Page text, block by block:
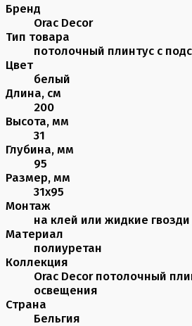
Бренд
Orac Decor
Тип товара
потолочный плинтус с
Цвет
белый
Длина, см
200
Высота, мм
31
Глубина, мм
95
Размер, мм
31х95
Монтаж
на клей или жидкие гвозди
Материал
полиуретан
Коллекция
Orac Decor потолочный
освещения
Страна
Бельгия